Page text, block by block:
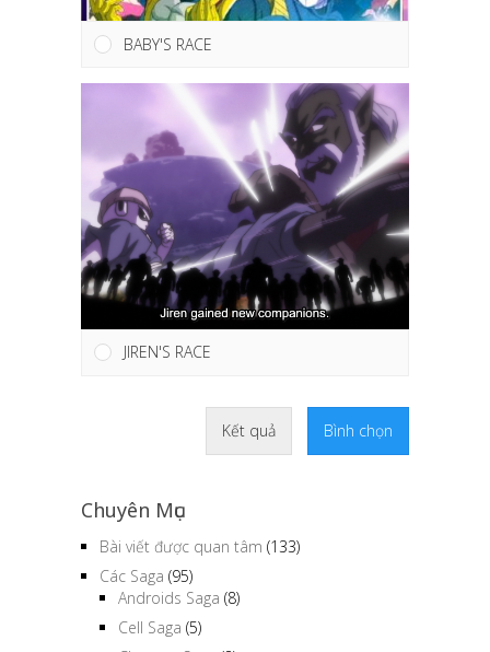
BABY'S RACE
JIREN'S RACE
Kết quả Bình chọn
Chuyên Mục
Bài viết được quan tâm (133)
Các Saga (95)
Androids Saga (8)
Cell Saga (5)